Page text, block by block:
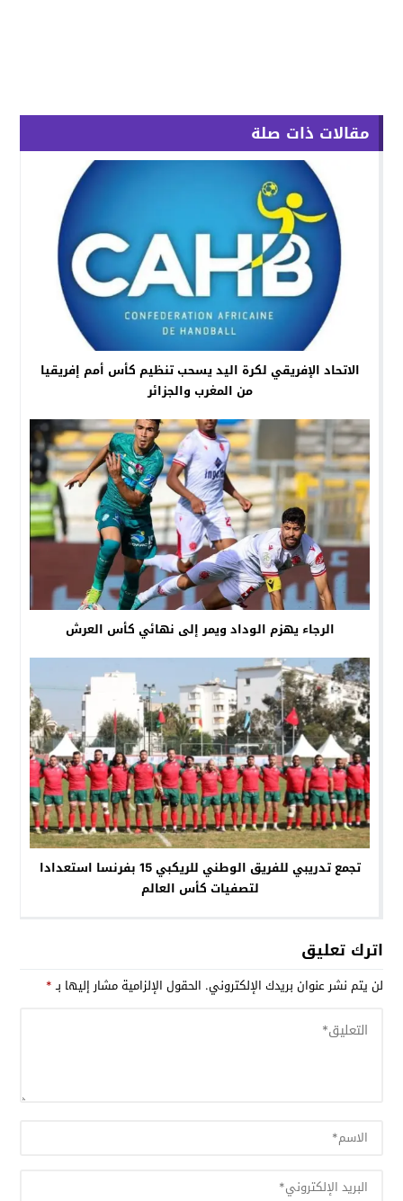
مقالات ذات صلة
الاتحاد الإفريقي لكرة اليد يسحب تنظيم كأس أمم إفريقيا
من المغرب والجزائر
الرجاء يهزم الوداد ويمر إلى نهائي كأس العرش
تجمع تدريبي للفريق الوطني للريكبي 15 بفرنسا استعدادا
لتصفيات كأس العالم
اترك تعليق
لن يتم نشر عنوان بريدك الإلكتروني. الحقول الإلزامية مشار إليها بـ*